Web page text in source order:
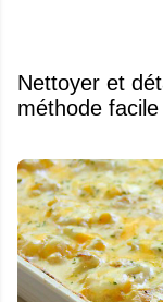
Nettoyer et
méthode